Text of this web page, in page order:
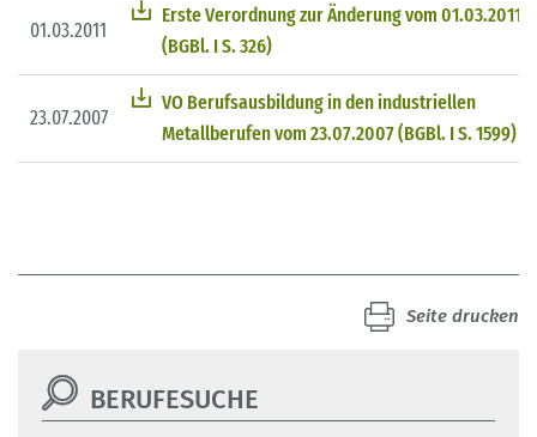
01.03.2011
Erste Verordnung zur Änderung vom 01.03.2011
(BGBl. I S. 326)
23.07.2007
VO Berufsausbildung in den industriellen
Metallberufen vom 23.07.2007 (BGBl. I S. 1599)
Seite drucken
BERUFESUCHE